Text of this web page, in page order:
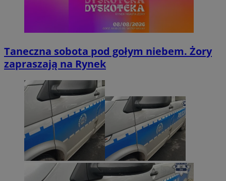
Taneczna sobota pod gołym niebem. Żory
zapraszają na Rynek